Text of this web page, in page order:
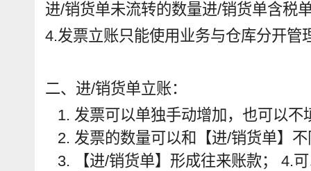
进/销货单未流转的数量进/销货单含税
4.发票立账只能使用业务与仓库分开管
二、进/销货单立账：
发票可以单独手动增加，也可以不
发票的数量可以和【进/销货单】
【进/销货单】形成往来账款； 4.